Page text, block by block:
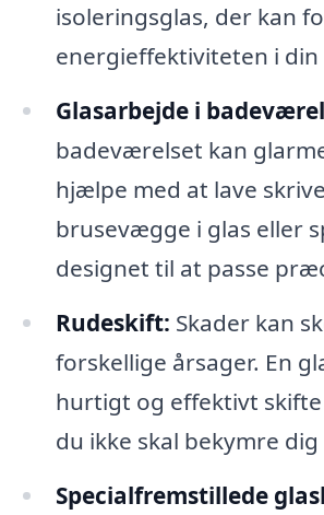
isoleringsglas, der kan
energieffektiviteten i din
Glasarbejde i
badeværelset kan
hjælpe med at lave
brusevægge i glas eller
designet til at passe
Rudeskift: Skader kan
forskellige årsager. En
hurtigt og effektivt skifte
du ikke skal bekymre
Specialfremstillede